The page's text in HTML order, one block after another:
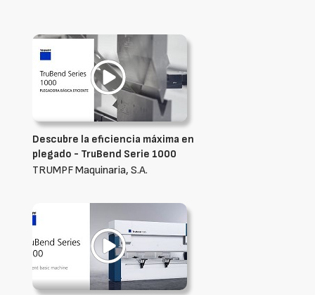
Descubre la eficiencia máxima en
plegado - TruBend Serie 1000
TRUMPF Maquinaria, S.A.